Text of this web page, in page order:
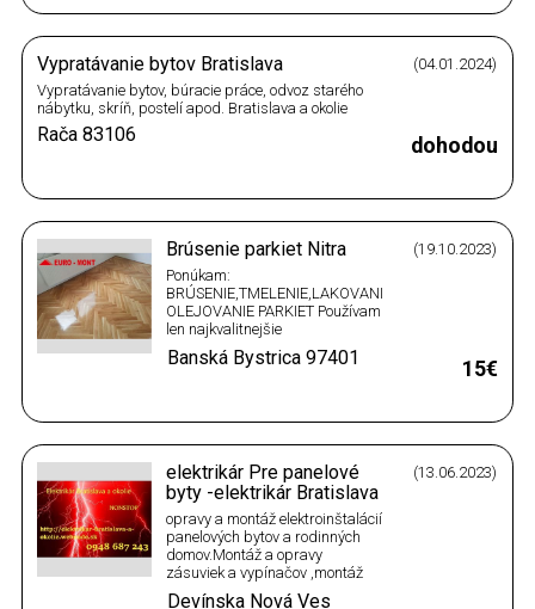
polyuretánovým lakom -
olejom …
Vypratávanie bytov Bratislava
(04.01.2024)
Vypratávanie bytov, búracie práce, odvoz starého
nábytku, skríň, postelí apod. Bratislava a okolie
dohodou
Rača83106
Brúsenie parkiet Nitra
(19.10.2023)
Ponúkam:
BRÚSENIE,TMELENIE,LAKOVANIE-
OLEJOVANIE PARKIET Používam
len najkvalitnejšie
laky,oleje,vosky a moridlá od
svetových firiem :
ponúkam široký výber variant
podkladu ,predaj a montáž…
15€
Banská Bystrica 97401
elektrikár Pre panelové
byty -elektrikár Bratislava
(13.06.2023)
opravy a montáž elektroinštalácií
panelových bytov a rodinných
domov.Montáž a opravy
zásuviek a vypínačov ,montáž
lustrov .Revizne správy
Devínska Nová Ves